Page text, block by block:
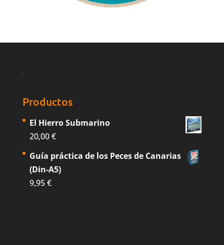
Productos
El Hierro Submarino
20,00€
Guía práctica de los Peces de Canarias
(Din-A5)
9,95€